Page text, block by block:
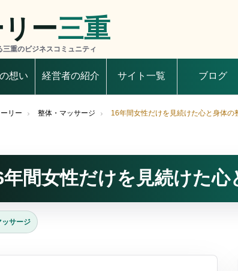
ー三重
重のビジネスコミュニティ
想い 経営者の紹介 サイト一覧 ブログ
リー 整体・マッサージ 16年間女性だけを見続けた心と身体の
年間女性だけを見続けた心
ッサージ